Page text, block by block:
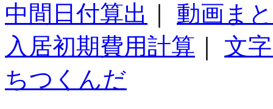
中間日付算出
動画ま
入居初期費用計算
文
ちつくんだ